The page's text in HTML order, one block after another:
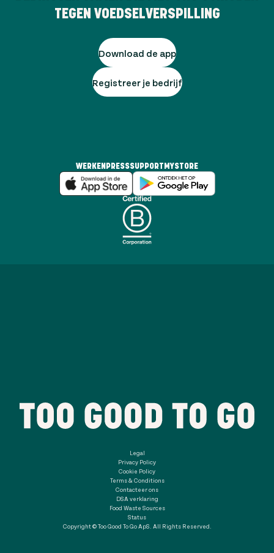
TEGEN VOEDSELVERSPILLING
Download de app
Registreer je bedrijf
WERKEN PRESSSUPPORT MYSTORE
Legal
Privacy Policy
Cookie Policy
Terms & Conditions
Contacteer ons
DSA verklaring
Food Waste Sources
Status
Copyright © Too Good To Go ApS. All Rights Reserved.